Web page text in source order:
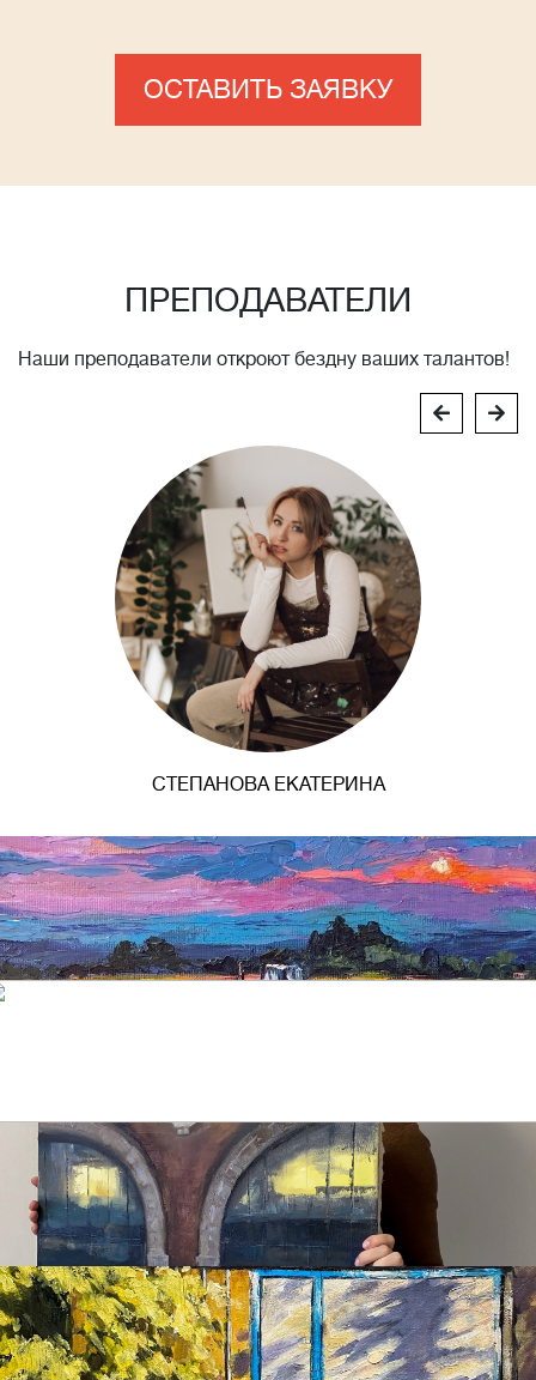
ОСТАВИТЬ ЗАЯВКУ
ПРЕПОДАВАТЕЛИ
Наши преподаватели откроют бездну ваших талантов!
СТЕПАНОВА ЕКАТЕРИНА